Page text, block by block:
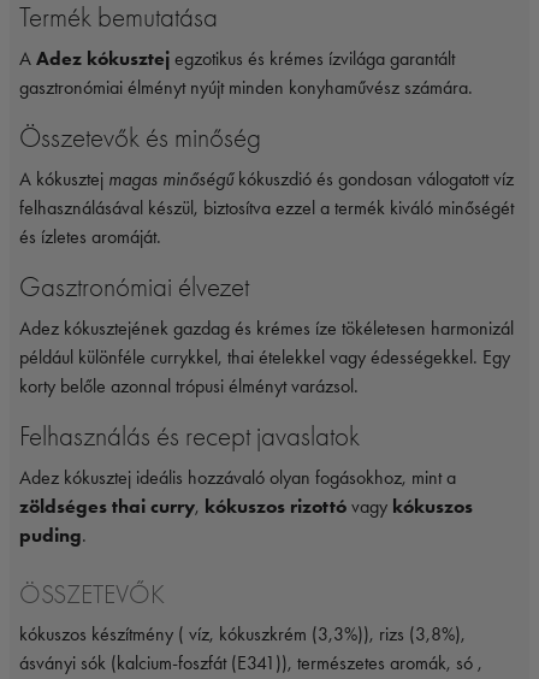
Termék bemutatása
A Adez kókusztej egzotikus és krémes ízvilága garantált
gasztronómiai élményt nyújt minden konyhaművész számára.
Összetevők és minőség
A kókusztej magas minőségűkókuszdió és gondosan válogatott víz
felhasználásával készül, biztosítva ezzel a termék kiváló minőségét
és ízletes aromáját.
Gasztronómiai élvezet
Adez kókusztejének gazdag és krémes íze tökéletesen harmonizál
például különféle currykkel, thai ételekkel vagy édességekkel. Egy
korty belőle azonnal trópusi élményt varázsol.
Felhasználás és recept javaslatok
Adez kókusztej ideális hozzávaló olyan fogásokhoz, mint a
zöldséges thai curry, kókuszos rizottó vagy kókuszos
puding.
ÖSSZETEVŐK
kókuszos készítmény ( víz, kókuszkrém (3,3%)), rizs (3,8%),
ásványi sók (kalcium-foszfát (E341)), természetes aromák, só ,